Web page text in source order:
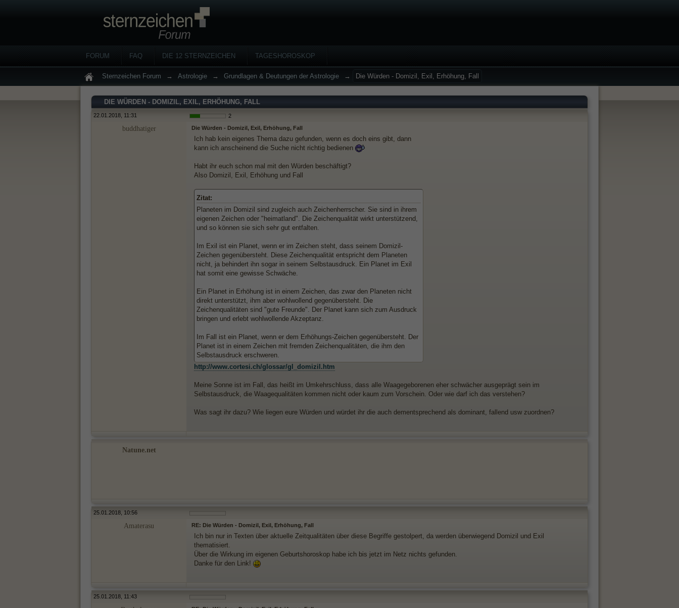
FORUM FAQ DIE 12 STERNZEICHEN TAGESHOROSKOP
Sternzeichen Forum → Astrologie → Grundlagen & Deutungen der Astrologie → Die Würden - Domizil, Exil, Erhöhung, Fall
DIE WÜRDEN - DOMIZIL, EXIL, ERHÖHUNG, FALL
22.01.2018, 11:31 2
buddhatiger Die Würden - Domizil, Exil, Erhöhung, Fall
Ich hab kein eigenes Thema dazu gefunden, wenn es doch eins gibt, dann
kann ich anscheinend die Suche nicht richtig bedienen
Habt ihr euch schon mal mit den Würden beschäftigt?
Also Domizil, Exil, Erhöhung und Fall
Zitat:
Planeten im Domizil sind zugleich auch Zeichenherrscher. Sie sind in ihrem
eigenen Zeichen oder "heimatland". Die Zeichenqualität wirkt unterstützend,
und so können sie sich sehr gut entfalten.
Im Exil ist ein Planet, wenn er im Zeichen steht, dass seinem Domizil-
Zeichen gegenübersteht. Diese Zeichenqualität entspricht dem Planeten
nicht, ja behindert ihn sogar in seinem Selbstausdruck. Ein Planet im Exil
hat somit eine gewisse Schwäche.
Ein Planet in Erhöhung ist in einem Zeichen, das zwar den Planeten nicht
direkt unterstützt, ihm aber wohlwollend gegenübersteht. Die
Zeichenqualitäten sind "gute Freunde". Der Planet kann sich zum Ausdruck
bringen und erlebt wohlwollende Akzeptanz.
Im Fall ist ein Planet, wenn er dem Erhöhungs-Zeichen gegenübersteht. Der
Planet ist in einem Zeichen mit fremden Zeichenqualitäten, die ihm den
Selbstausdruck erschweren.
http://www.cortesi.ch/glossar/gl_domizil.htm
Meine Sonne ist im Fall, das heißt im Umkehrschluss, dass alle Waagegeborenen eher schwächer ausgeprägt sein im
Selbstausdruck, die Waagequalitäten kommen nicht oder kaum zum Vorschein. Oder wie darf ich das verstehen?
Was sagt ihr dazu? Wie liegen eure Würden und würdet ihr die auch dementsprechend als dominant, fallend usw zuordnen?
Natune.net
25.01.2018, 10:56
Amaterasu RE: Die Würden - Domizil, Exil, Erhöhung, Fall
Ich bin nur in Texten über aktuelle Zeitqualitäten über diese Begriffe gestolpert, da werden überwiegend Domizil und Exil
thematisiert.
Über die Wirkung im eigenen Geburtshoroskop habe ich bis jetzt im Netz nichts gefunden.
Danke für den Link!
25.01.2018, 11:43